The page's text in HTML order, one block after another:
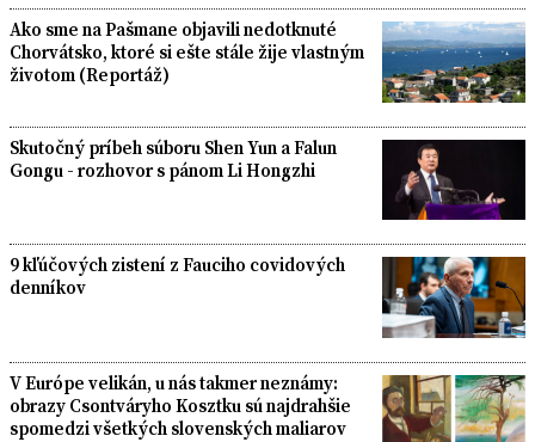
Ako sme na Pašmane objavili nedotknuté
Chorvátsko, ktoré si ešte stále žije vlastným
životom (Reportáž)
Skutočný príbeh súboru Shen Yun a Falun
Gongu - rozhovor s pánom Li Hongzhi
9 kľúčových zistení z Fauciho covidových
denníkov
V Európe velikán, u nás takmer neznámy:
obrazy Csontváryho Kosztku sú najdrahšie
spomedzi všetkých slovenských maliarov